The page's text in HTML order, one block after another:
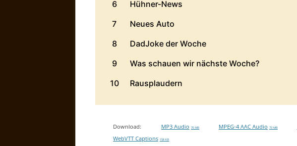
Download: MP3 Audio 70 MB MPEG-4 AAC Audio 73 MB
WebVTT Captions 158 KB